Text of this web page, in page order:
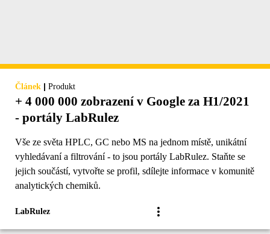
Článek | Produkt
+ 4 000 000 zobrazení v Google za H1/2021
- portály LabRulez
Vše ze světa HPLC, GC nebo MS na jednom místě, unikátní
vyhledávaní a filtrování - to jsou portály LabRulez. Staňte se
jejich součástí, vytvořte se profil, sdílejte informace v komunitě
analytických chemiků.
LabRulez